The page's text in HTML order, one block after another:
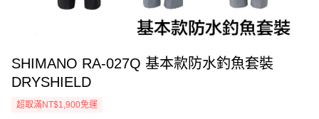
SHIMANO RA-027Q 基本款防水釣魚套裝
DRYSHIELD
超取滿NT$1,900免運